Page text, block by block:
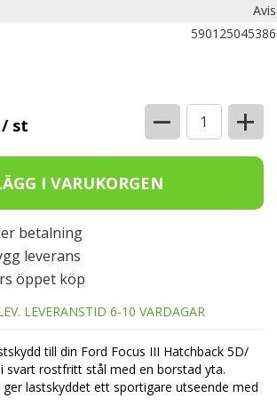
/ st − +
betalning
leverans
öppet köp
LEVERANSTID 6-10 VARDAGAR
till din Ford Focus III Hatchback 5D/
svart rostfritt stål med en borstad yta.
lastskyddet ett sportigare utseende med